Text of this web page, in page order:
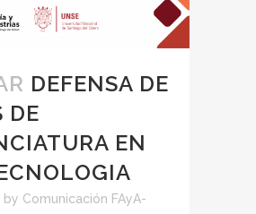
DEFENSA DE
DE
EN
by Comunicación FAyA-